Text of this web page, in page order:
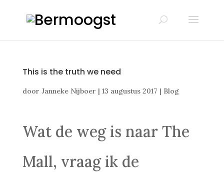
This is the truth we need
door Janneke Nijboer | 13 augustus 2017 | Blog
Wat de weg is naar The
Mall, vraag ik de